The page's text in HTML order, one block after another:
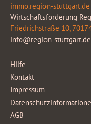
immo.region-
Wirtschaftsförderung
Friedrichstraße 10,
info@region-stuttgart.de
Hilfe
Kontakt
Impressum
AGB